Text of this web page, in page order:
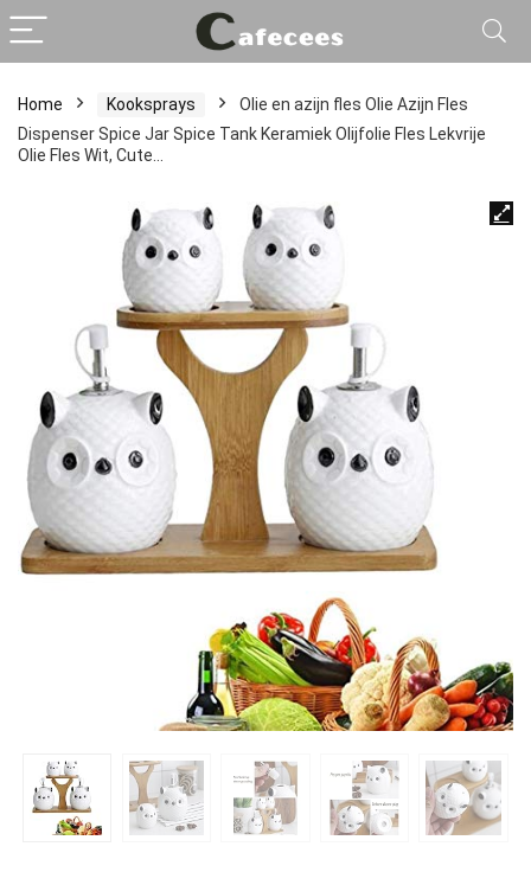
Home Kooksprays
Olie en azijn fles Olie Azijn Fles
Dispenser Spice Jar Spice Tank Keramiek Olijfolie Fles Lekvrije
Olie Fles Wit, Cute…